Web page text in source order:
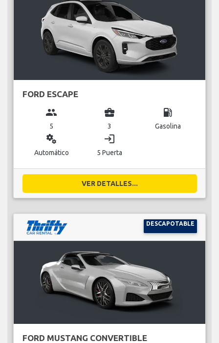
FORD ESCAPE
group
5
business_center
3
local_gas_station
Gasolina
miscellaneous_services
Automático
login
5 Puerta
VER DETALLES...
DESCAPOTABLE
FORD MUSTANG CONVERTIBLE